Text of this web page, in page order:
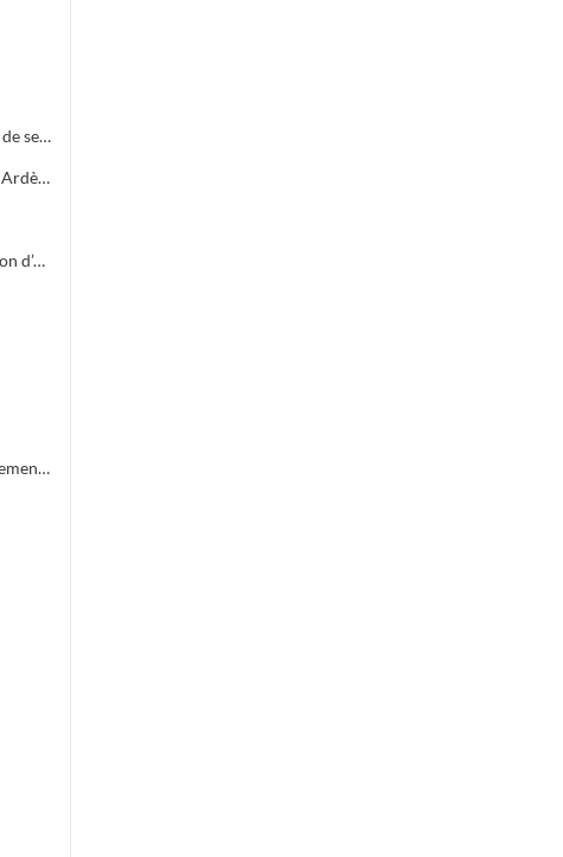
A.D.E.C.A (Association pour la défense de la Camargue et de ses traditions)
A.D.E.S.A.C. (Aide au développement économique du Sud Ardèche et des Cévennes)
A.D.I.R.R.A (Association pour le développement de la région d’Alès)
A.I.D.R.A.(Association Intercommunale pour le Développement de la Région d'Alès)